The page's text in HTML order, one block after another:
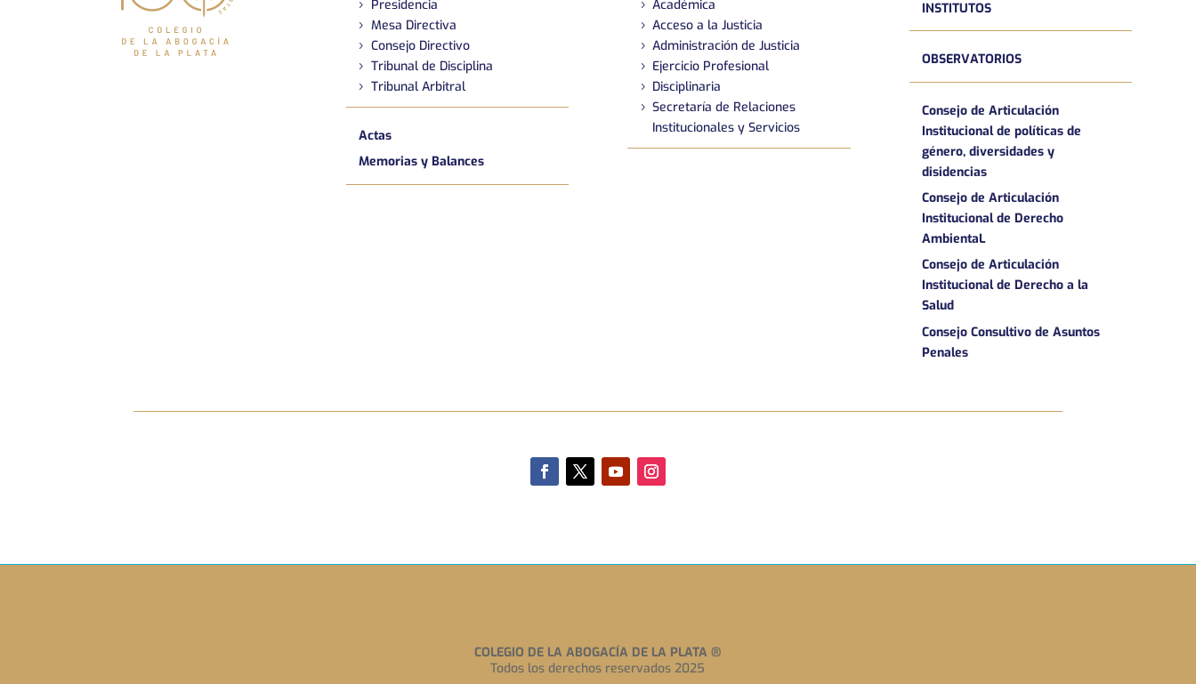
Presidencia
Mesa Directiva
Consejo Directivo
Tribunal de Disciplina
Tribunal Arbitral
Actas
Memorias y Balances
Académica
Acceso a la Justicia
Administración de Justicia
Ejercicio Profesional
Disciplinaria
Secretaría de Relaciones
Institucionales y Servicios
INSTITUTOS
OBSERVATORIOS
Consejo de Articulación
Institucional de políticas de
género, diversidades y
disidencias
Consejo de Articulación
Institucional de Derecho
AmbientaL
Consejo de Articulación
Institucional de Derecho a la
Salud
Consejo Consultivo de Asuntos
Penales
COLEGIO DE LA ABOGACÍA DE LA PLATA®
Todos los derechos reservados 2025